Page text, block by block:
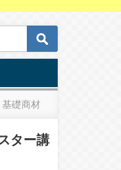
基礎商材
ター講